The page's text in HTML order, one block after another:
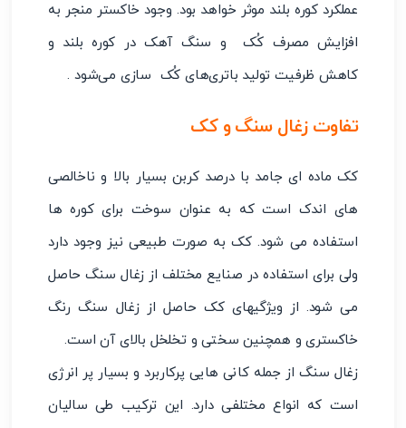
عملکرد کوره بلند موثر خواهد بود. وجود خاکستر منجر به
افزایش مصرف کُک و سنگ آهک در کوره بلند و
کاهش ظرفیت تولید باتری‌های کُک سازی می‌شود .
تفاوت زغال سنگ و کک
کک ماده ای جامد با درصد کربن بسیار بالا و ناخالصی
های اندک است که به عنوان سوخت برای کوره ها
استفاده می شود. کک به صورت طبیعی نیز وجود دارد
ولی برای استفاده در صنایع مختلف از زغال سنگ حاصل
می شود. از ویژگیهای کک حاصل از زغال سنگ رنگ
خاکستری و همچنین سختی و تخلخل بالای آن است.
زغال سنگ از جمله کانی هایی پرکاربرد و بسیار پر انرژی
است که انواع مختلفی دارد. این ترکیب طی سالیان